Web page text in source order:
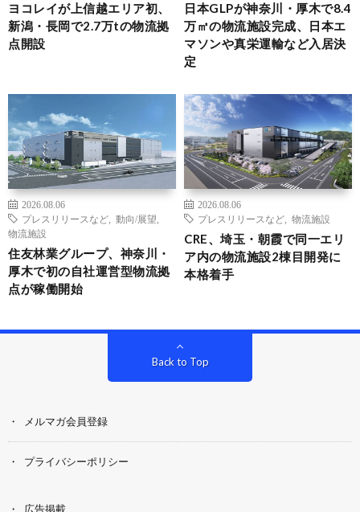
ヨコレイが上信越エリア初、
新潟・長岡で2.7万tの物流拠
点開設
日本GLPが神奈川・厚木で8.4
万㎡の物流施設完成、日本エ
マソンや真栄運輸など入居決
定
2026.08.06
プレスリリースなど
動向/展望
物流施設
住友林業グループ、神奈川・
厚木で初の自社運営型物流拠
点が稼働開始
2026.08.06
プレスリリースなど
物流施設
CRE、埼玉・朝霞で同一エリ
ア内の物流施設2棟目開発に
本格着手
Back to Top
メルマガ会員登録
プライバシーポリシー
広告掲載